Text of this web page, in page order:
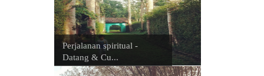
Perjalanan spiritual -
Datang & Cu...